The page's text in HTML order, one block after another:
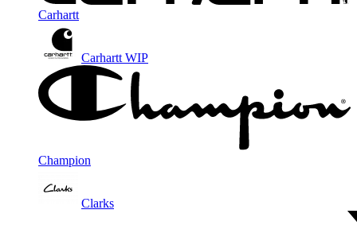
Carhartt
Carhartt WIP
Champion
Clarks